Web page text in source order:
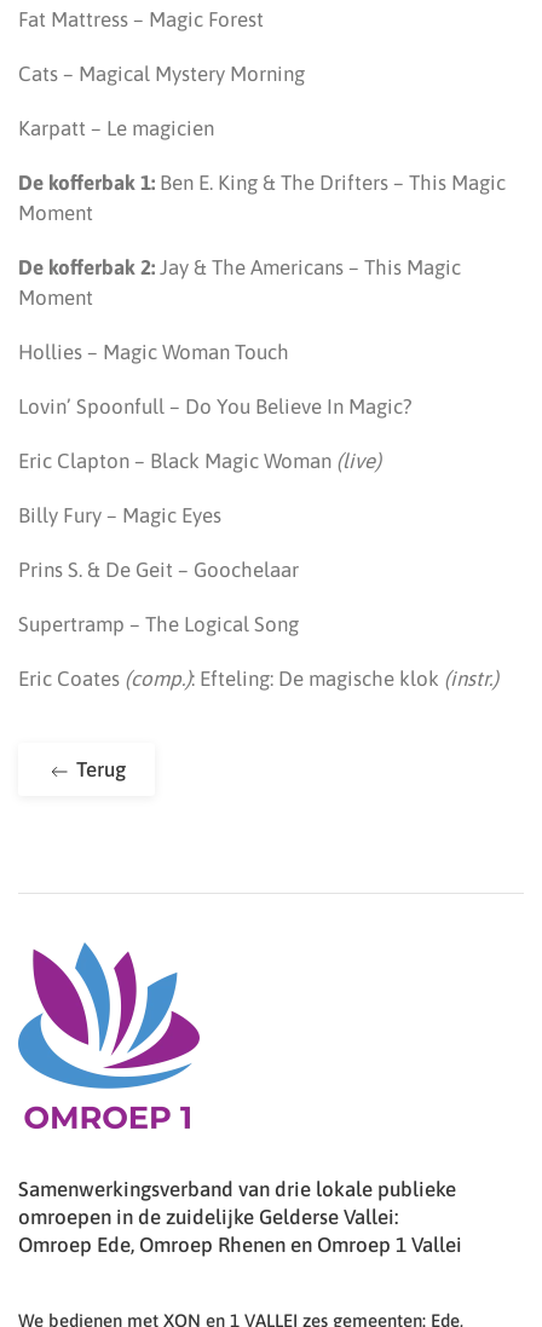
Fat Mattress – Magic Forest
Cats – Magical Mystery Morning
Karpatt – Le magicien
De kofferbak 1: Ben E. King & The Drifters – This Magic
Moment
De kofferbak 2: Jay & The Americans – This Magic
Moment
Hollies – Magic Woman Touch
Lovin’ Spoonfull – Do You Believe In Magic?
Eric Clapton – Black Magic Woman (live)
Billy Fury – Magic Eyes
Prins S. & De Geit – Goochelaar
Supertramp – The Logical Song
Eric Coates (comp.): Efteling: De magische klok (instr.)
Terug
Samenwerkingsverband van drie lokale publieke
omroepen in de zuidelijke Gelderse Vallei:
Omroep Ede, Omroep Rhenen en Omroep 1 Vallei
We bedienen met XON en 1 VALLEI zes gemeenten: Ede,